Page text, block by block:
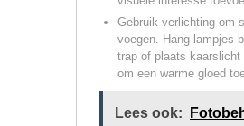
Gebruik verlichting om
voegen. Hang lampjes
trap of plaats kaarslicht
om een warme gloed
Lees ook: